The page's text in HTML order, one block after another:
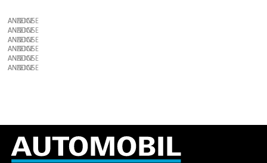
ANZEIGE
ANZEIGE
ANZEIGE
ANZEIGE
ANZEIGE
ANZEIGE